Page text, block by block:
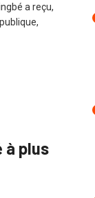
a reçu,
plus